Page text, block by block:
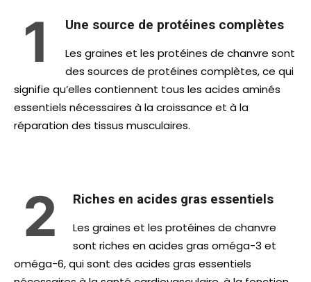
1 Une source de protéines complètes
Les graines et les protéines de chanvre sont
des sources de protéines complètes, ce qui
signifie qu’elles contiennent tous les acides aminés
essentiels nécessaires à la croissance et à la
réparation des tissus musculaires.
2 Riches en acides gras essentiels
Les graines et les protéines de chanvre
sont riches en acides gras oméga-3 et
oméga-6, qui sont des acides gras essentiels